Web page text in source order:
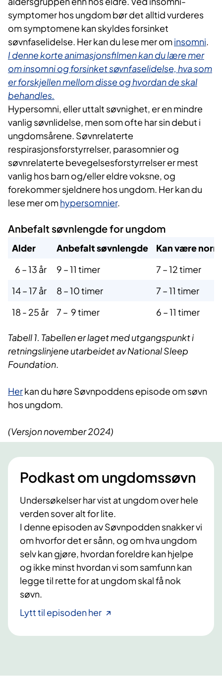
symptomer hos ungdom bør det alltid vurderes
om symptomene kan skyldes forsinket
søvnfaselidelse. Her kan du lese mer ominsomni.
I denne korte animasjonsfilmen kan du lære mer
om insomni og forsinket søvnfaselidelse, hva som
er forskjellen mellom disse og hvordan de skal
behandles.
Hypersomni, eller uttalt søvnighet, er en mindre
vanlig søvnlidelse, men som ofte har sin debut i
ungdomsårene. Søvnrelaterte
respirasjonsforstyrrelser, parasomnier og
søvnrelaterte bevegelsesforstyrrelser er mest
vanlig hos barn og/eller eldre voksne, og
forekommer sjeldnere hos ungdom. Her kan du
lese mer omhypersomnier.
Anbefalt søvnlengde for ungdom
​Alder Anbefalt søvnlengde
Kan være
6 – 13 år
9 – 11 timer
7 – 12 timer
14 – 17 år
8 – 10 timer
7 – 11 timer
18 - 25 år
7 – 9 timer 6 – 11 timer
Tabell 1. Tabellen er laget med utgangspunkt i
retningslinjene utarbeidet av National Sleep
Foundation.
Herkan du høre Søvnpoddens episode om søvn
hos ungdom.
(Versjon november 2024)
Podkast om ungdomssøvn
Undersøkelser har vist at ungdom over hele
verden sover alt for lite.
I denne episoden av Søvnpodden snakker vi
om hvorfor det er sånn, og om hva ungdom
selv kan gjøre, hvordan foreldre kan hjelpe
og ikke minst hvordan vi som samfunn kan
legge til rette for at ungdom skal få nok
søvn.
Lytt til episoden her